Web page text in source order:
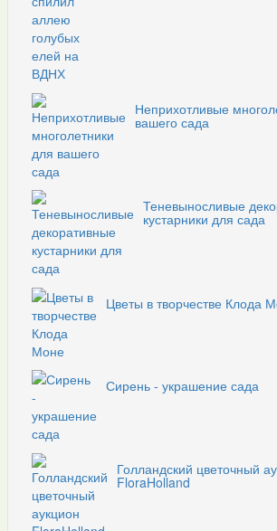
Неприхотливые
вашего сада
Теневыносливые
кустарники для сада
Цветы в творчестве Клода
Сирень - украшение сада
Голландский цветочный
FloraHolland